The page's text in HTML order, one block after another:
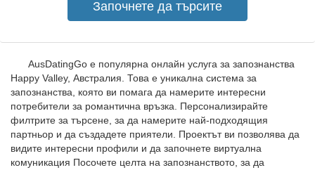
AusDatingGo е популярна онлайн услуга за запознанства
Happy Valley, Австралия. Това е уникална система за
запознанства, която ви помага да намерите интересни
потребители за романтична връзка. Персонализирайте
филтрите за търсене, за да намерите най-подходящия
партньор и да създадете приятели. Проектът ви позволява да
видите интересни профили и да започнете виртуална
комуникация Посочете целта на запознанството, за да